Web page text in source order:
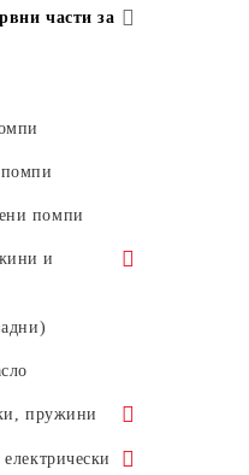
моторни
лагери
части за
помпи
и
пружини